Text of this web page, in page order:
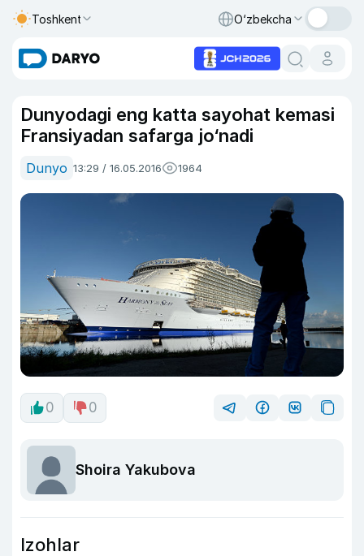
Toshkent O‘zbekcha
Dunyodagi eng katta sayohat kemasi
Fransiyadan safarga jo‘nadi
Dunyo 13:29 / 16.05.2016 1964
0 0
Shoira Yakubova
Izohlar